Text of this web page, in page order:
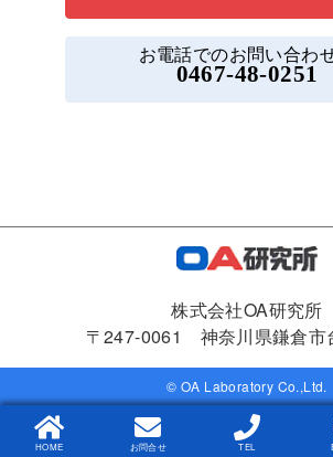
お電話でのお問い合わ
0467-48-0251
株式会社OA研究所
〒247-0061 神奈川県鎌倉市
© OA Laboratory Co.,Ltd.
HOME お問合せ TEL